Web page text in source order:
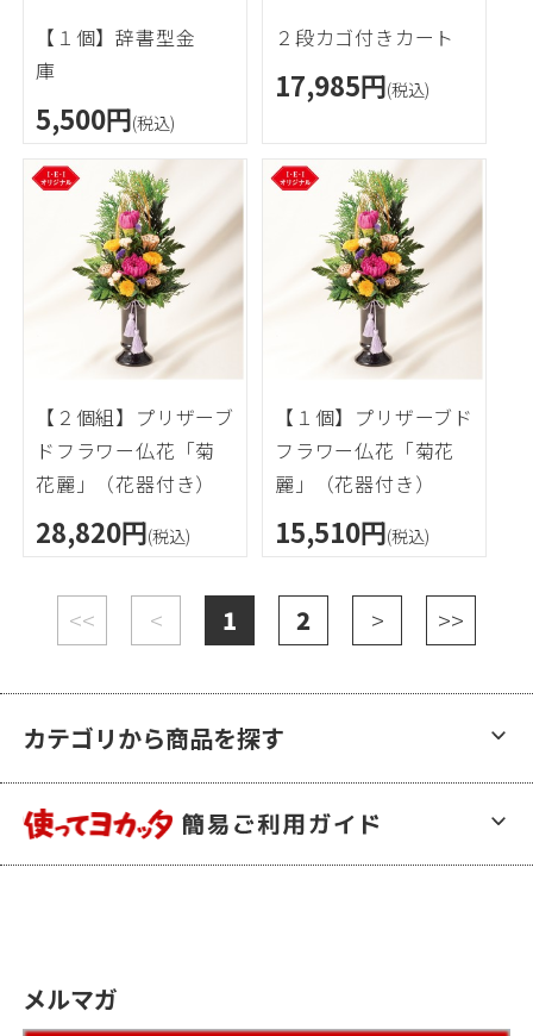
【１個】辞書型金
5,500円(税込)
２段カゴ付きカート
17,985円(税込)
【２個組】プリザーブ
ドフラワー仏花「菊
花麗」（花器付き）
28,820円(税込)
【１個】プリザーブド
フラワー仏花「菊花
麗」（花器付き）
15,510円(税込)
<< < 1 2 > >>
カテゴリから商品を探す
メルマガ